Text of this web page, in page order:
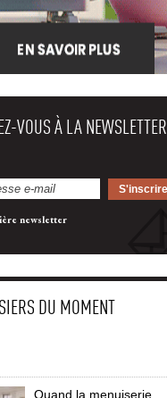
VOUS À LA NEWSLETTER
newsletter
DU MOMENT
Quand la menuiserie